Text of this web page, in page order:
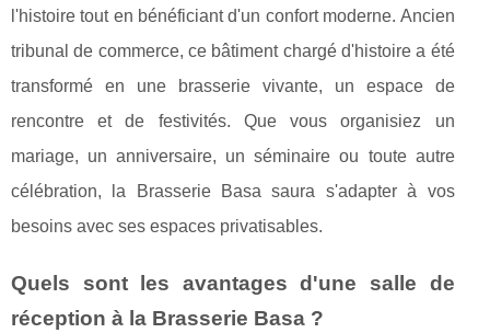
l'histoire tout en bénéficiant d'un confort moderne. Ancien
tribunal de commerce, ce bâtiment chargé d'histoire a été
transformé en une brasserie vivante, un espace de
rencontre et de festivités. Que vous organisiez un
mariage, un anniversaire, un séminaire ou toute autre
célébration, la Brasserie Basa saura s'adapter à vos
besoins avec ses espaces privatisables.
Quels sont les avantages d'une salle de
réception à la Brasserie Basa ?